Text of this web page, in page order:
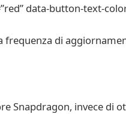
data-button-text-
frequenza di
Snapdragon, invece di